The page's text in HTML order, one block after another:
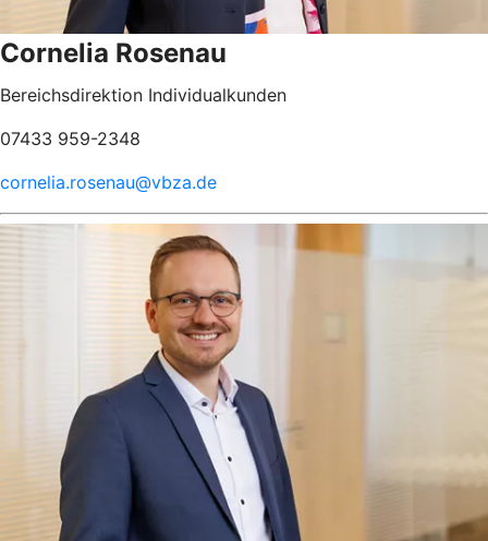
Cornelia Rosenau
Bereichsdirektion Individualkunden
07433 959-2348
cornelia.rosenau@vbza.de